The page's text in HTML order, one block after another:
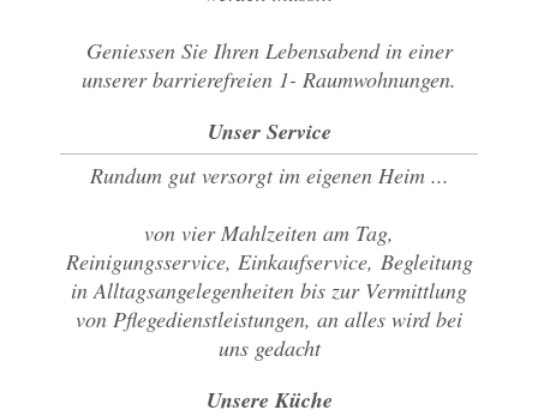
Geniessen Sie Ihren Lebensabend in einer
unserer barrierefreien 1- Raumwohnungen.
Unser Service
Rundum gut versorgt im eigenen Heim ...
von vier Mahlzeiten am Tag,
Reinigungsservice, Einkaufservice, Begleitung
in Alltagsangelegenheiten bis zur Vermittlung
von Pflegedienstleistungen, an alles wird bei
uns gedacht
Unsere Küche